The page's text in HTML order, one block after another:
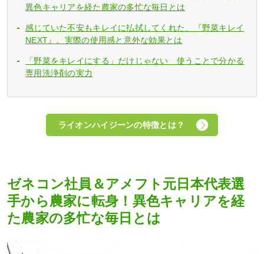
異色キャリアを経た農家の多忙な毎日とは
感じていた不安もキレイに払拭してくれた、『野菜キレイ
NEXT』。実際の使用感と意外な効果とは
「野菜をキレイにする」だけじゃない 使うことで分かる
専用洗浄剤の実力
ライオンハイジーンの特徴とは？
ゼネコン社員＆アメフト元日本代表選
手から農家に転身！異色キャリアを経
た農家の多忙な毎日とは